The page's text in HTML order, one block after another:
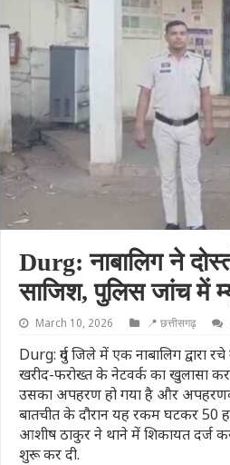
Durg: नाबालिग ने
साजिश, पुलिस जांच में
March 10, 2026 📍 छत्तीसगढ़
Durg: दुर्ग जिले में एक नाबालिग
खरीद-फरोख्त के नेटवर्क का खुलासा
उसका अपहरण हो गया है और
बातचीत के दौरान यह रकम घटकर 50
आशीष ठाकुर ने थाने में शिकायत दर्ज
शुरू कर दी.